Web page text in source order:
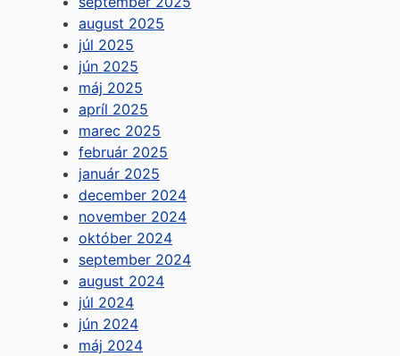
august 2025
júl 2025
jún 2025
máj 2025
apríl 2025
marec 2025
február 2025
január 2025
december 2024
november 2024
október 2024
september 2024
august 2024
júl 2024
jún 2024
máj 2024